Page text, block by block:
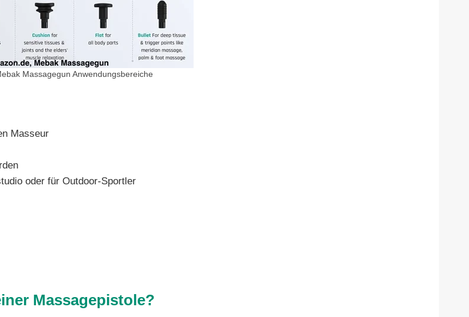
Massagegun Anwendungsbereiche
Masseur
oder für Outdoor-Sportler
Massagepistole?